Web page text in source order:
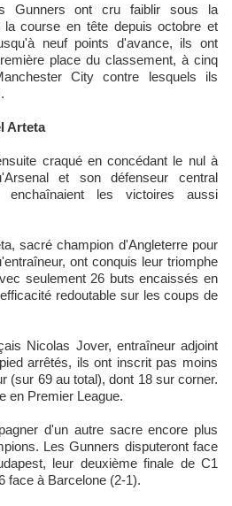
Gunners ont cru faiblir sous la
la course ‌en tête depuis octobre et
neuf points d'avance, ils ont
place du ​classement, à cinq
City contre lesquels ils
​Arteta
craqué en concédant le nul à
et ​son défenseur central
enchaînaient les victoires aussi
sacré champion d'Angleterre pour
ont conquis leur triomphe
seulement 26 buts encaissés en
redoutable sur les coups de
Nicolas Jover, entraîneur adjoint
arrêtés, ils ont inscrit pas moins
(sur 69 au total), dont 18 sur corner.
en Premier League.
d'un autre sacre encore plus
⁠Les Gunners disputeront ​face
leur deuxième finale de C1
face à Barcelone (2-1).